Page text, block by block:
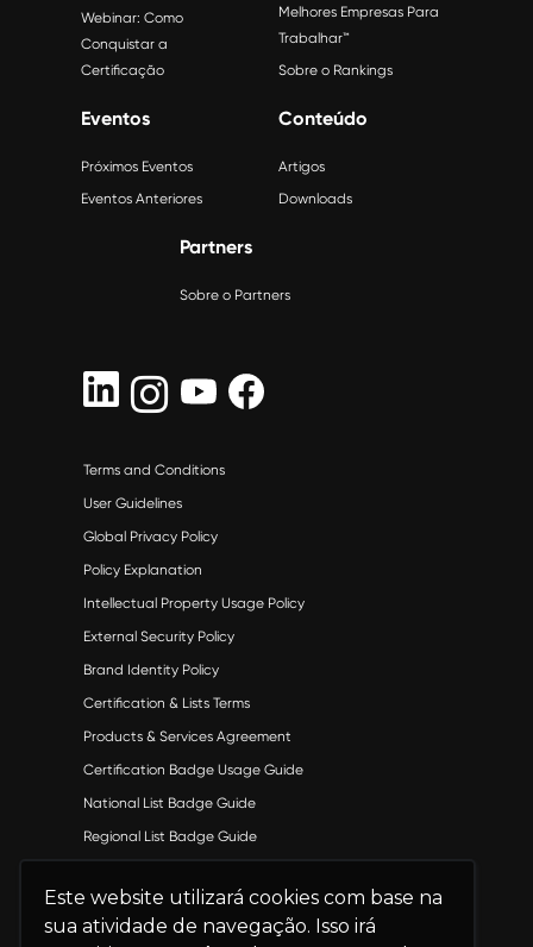
Este website utilizará cookies com base na
sua atividade de navegação. Isso irá
Webinar: Como
Conquistar a
Certificação
Melhores Empresas Para
Trabalhar™
Sobre o Rankings
Eventos
Próximos Eventos
Eventos Anteriores
Conteúdo
Artigos
Downloads
Partners
Sobre o Partners
Terms and Conditions
User Guidelines
Global Privacy Policy
Policy Explanation
Intellectual Property Usage Policy
External Security Policy
Brand Identity Policy
Certification & Lists Terms
Products & Services Agreement
Certification Badge Usage Guide
National List Badge Guide
Regional List Badge Guide
U.S. Best Workplaces™ List Guidelines